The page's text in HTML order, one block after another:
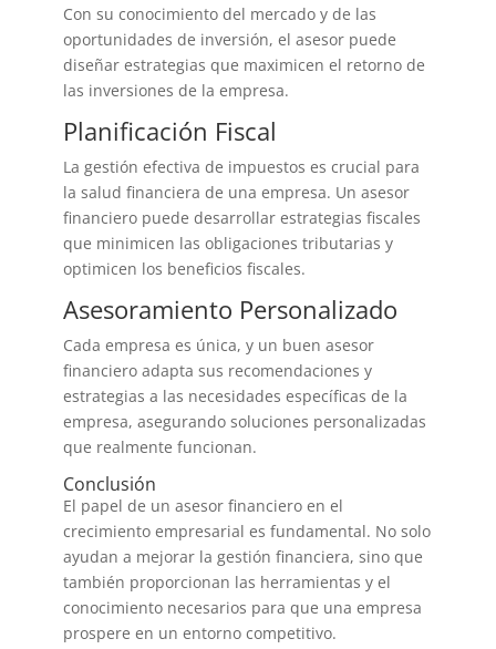
Con su conocimiento del mercado y de las
oportunidades de inversión, el asesor puede
diseñar estrategias que maximicen el retorno de
las inversiones de la empresa.
Planificación Fiscal
La gestión efectiva de impuestos es crucial para
la salud financiera de una empresa. Un asesor
financiero puede desarrollar estrategias fiscales
que minimicen las obligaciones tributarias y
optimicen los beneficios fiscales.
Asesoramiento Personalizado
Cada empresa es única, y un buen asesor
financiero adapta sus recomendaciones y
estrategias a las necesidades específicas de la
empresa, asegurando soluciones personalizadas
que realmente funcionan.
Conclusión
El papel de un asesor financiero en el
crecimiento empresarial es fundamental. No solo
ayudan a mejorar la gestión financiera, sino que
también proporcionan las herramientas y el
conocimiento necesarios para que una empresa
prospere en un entorno competitivo.